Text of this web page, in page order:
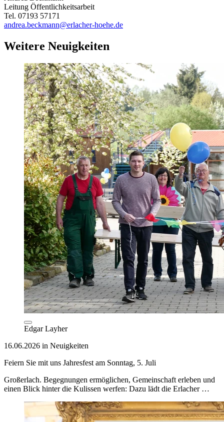
Leitung Öffentlichkeitsarbeit
Tel. 07193 57171
andrea.beckmann@erlacher-hoehe.de
Weitere Neuigkeiten
Edgar Layher
16.06.2026 in Neuigkeiten
Feiern Sie mit uns Jahresfest am Sonntag, 5. Juli
Großerlach. Begegnungen ermöglichen, Gemeinschaft erleben und
einen Blick hinter die Kulissen werfen: Dazu lädt die Erlacher …